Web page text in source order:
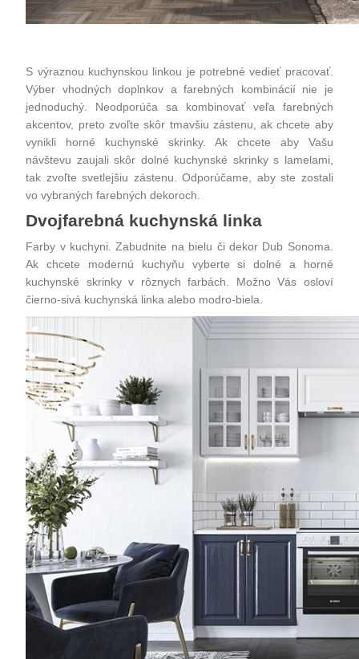
S výraznou kuchynskou linkou je potrebné vedieť pracovať.
Výber vhodných doplnkov a farebných kombinácií nie je
jednoduchý. Neodporúča sa kombinovať veľa farebných
akcentov, preto zvoľte skôr tmavšiu zástenu, ak chcete aby
vynikli horné kuchynské skrinky. Ak chcete aby Vašu
návštevu zaujali skôr dolné kuchynské skrinky s lamelami,
tak zvoľte svetlejšiu zástenu. Odporúčame, aby ste zostali
vo vybraných farebných dekoroch.
Dvojfarebná kuchynská linka
Farby v kuchyni. Zabudnite na bielu či dekor Dub Sonoma.
Ak chcete modernú kuchyňu vyberte si dolné a horné
kuchynské skrinky v rôznych farbách. Možno Vás osloví
čierno-sivá kuchynská linka alebo modro-biela.